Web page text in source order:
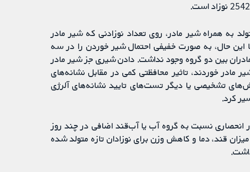
به همراه شیر مادر، روی تعداد نوزادنی که شیر مادر
این حال، به صورت خفیفی احتمال شیر خوردن را در سه
بین دو گروه وجود نداشت. دادن شیری جز شیر مادر
خوردند، تاثیر محافظتی کمی در مقابل نشانه‌های
از روش‌های تشخیصی یا دیگر تست‌های تایید نشانه‌های آلرژی
کرد.
انحصاری نسبت به گروه آب یا آب‌قند اضافی در چند روز
قند، دما و کاهش وزن برای نوزادان تازه متولد شده